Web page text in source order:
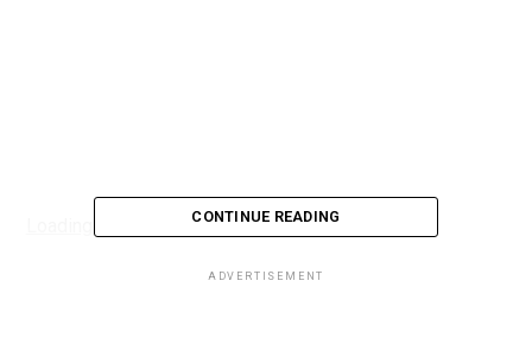
CONTINUE READING
ADVERTISEMENT